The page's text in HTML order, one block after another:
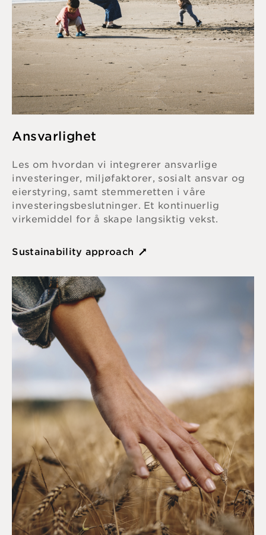
Ansvarlighet
Les om hvordan vi integrerer ansvarlige
investeringer, miljøfaktorer, sosialt ansvar og
eierstyring, samt stemmeretten i våre
investeringsbeslutninger. Et kontinuerlig
virkemiddel for å skape langsiktig vekst.
Sustainability approach